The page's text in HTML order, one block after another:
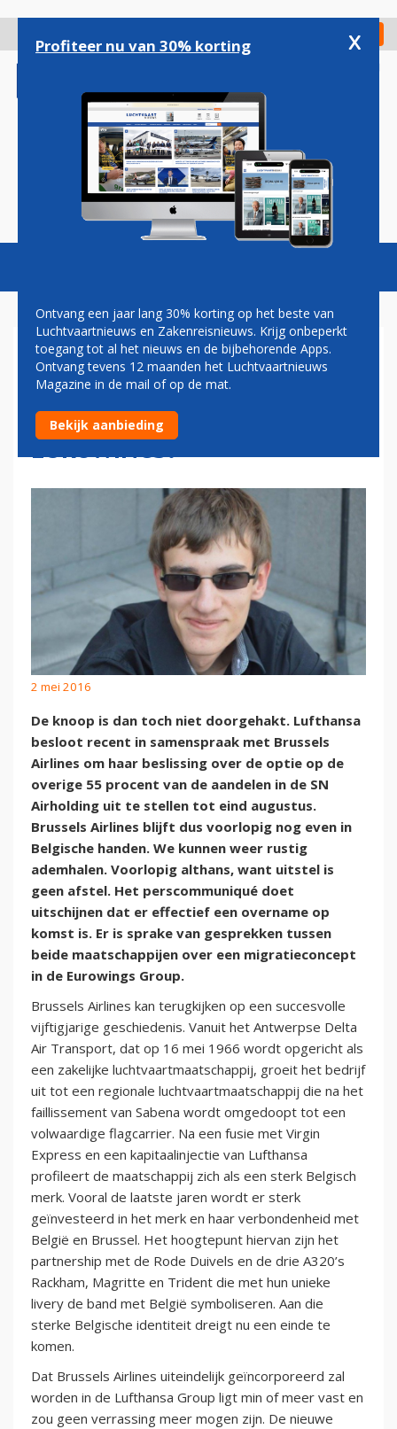
gaan
Check in
Magazine Podcasts Vacatures
SVEN BUYLE: BRUSSELS
AIRLINES VAN DELTA AIR
TRANSPORT TOT
EUROWINGS?
2 mei 2016
De knoop is dan toch niet doorgehakt. Lufthansa
besloot recent in samenspraak met Brussels
Airlines om haar beslissing over de optie op de
overige 55 procent van de aandelen in de SN
Airholding uit te stellen tot eind augustus.
Brussels Airlines blijft dus voorlopig nog even in
Belgische handen. We kunnen weer rustig
ademhalen. Voorlopig althans, want uitstel is
geen afstel. Het perscommuniqué doet
uitschijnen dat er effectief een overname op
komst is. Er is sprake van gesprekken tussen
beide maatschappijen over een migratieconcept
in de Eurowings Group.
Brussels Airlines kan terugkijken op een succesvolle
vijftigjarige geschiedenis. Vanuit het Antwerpse Delta
Air Transport, dat op 16 mei 1966 wordt opgericht als
een zakelijke luchtvaartmaatschappij, groeit het bedrijf
uit tot een regionale luchtvaartmaatschappij die na het
faillissement van Sabena wordt omgedoopt tot een
volwaardige flagcarrier. Na een fusie met Virgin
Express en een kapitaalinjectie van Lufthansa
profileert de maatschappij zich als een sterk Belgisch
merk. Vooral de laatste jaren wordt er sterk
geïnvesteerd in het merk en haar verbondenheid met
België en Brussel. Het hoogtepunt hiervan zijn het
partnership met de Rode Duivels en de drie A320’s
Rackham, Magritte en Trident die met hun unieke
livery de band met België symboliseren. Aan die
sterke Belgische identiteit dreigt nu een einde te
komen.
Dat Brussels Airlines uiteindelijk geïncorporeerd zal
worden in de Lufthansa Group ligt min of meer vast en
zou geen verrassing meer mogen zijn. De nieuwe
Profiteer nu van 30% korting x
Ontvang een jaar lang 30% korting op het beste van
Luchtvaartnieuws en Zakenreisnieuws. Krijg onbeperkt
toegang tot al het nieuws en de bijbehorende Apps.
Ontvang tevens 12 maanden het Luchtvaartnieuws
Magazine in de mail of op de mat.
Bekijk aanbieding